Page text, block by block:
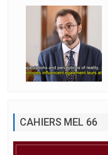
CAHIERS MEL 66